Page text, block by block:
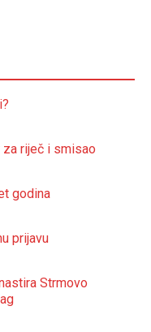
riječ i smisao
godina
prijavu
Strmovo